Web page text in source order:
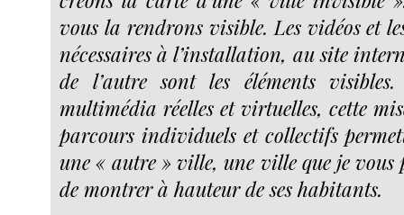
vous la rendrons visible. Les vidéos et
nécessaires à l’installation, au site
de l’autre sont les éléments
multimédia réelles et virtuelles, cette
parcours individuels et collectifs
une « autre » ville, une ville que je vous
de montrer à hauteur de ses habitants.